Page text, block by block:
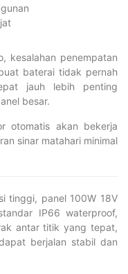
kesalahan penempatan
baterai tidak pernah
jauh lebih penting
besar.
otomatis akan bekerja
sinar matahari minimal
tinggi, panel 100W 18V
IP66 waterproof,
antar titik yang tepat,
berjalan stabil dan